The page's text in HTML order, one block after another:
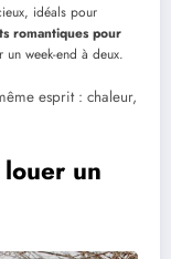
idéals pour
romantiques pour
week-end à deux.
esprit : chaleur,
un